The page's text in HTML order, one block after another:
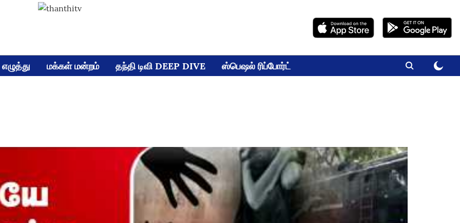
மக்கள் மன்றம் தந்தி டிவி DEEP DIVE ஸ்பெஷல் ரிப்போர்ட்